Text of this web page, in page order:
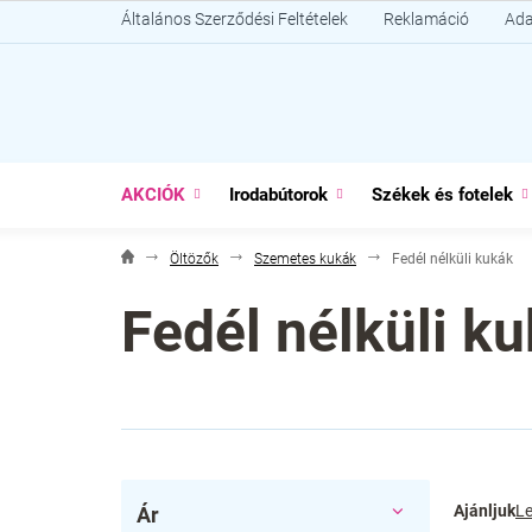
a
Általános Szerződési Feltételek Reklamáció
AKCIÓK Irodabútorok Székek és fotelek
Öltözők Szemetes kukák Fedél nélküli kukák
Fedél nélküli
Ár
e
Ajánljuk